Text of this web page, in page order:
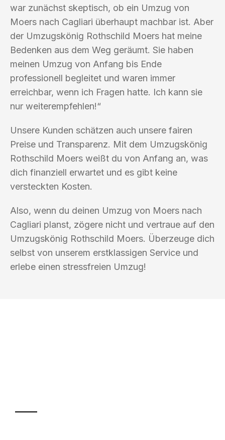
war zunächst skeptisch, ob ein Umzug von
Moers nach Cagliari überhaupt machbar ist. Aber
der Umzugskönig Rothschild Moers hat meine
Bedenken aus dem Weg geräumt. Sie haben
meinen Umzug von Anfang bis Ende
professionell begleitet und waren immer
erreichbar, wenn ich Fragen hatte. Ich kann sie
nur weiterempfehlen!“
Unsere Kunden schätzen auch unsere fairen
Preise und Transparenz. Mit dem Umzugskönig
Rothschild Moers weißt du von Anfang an, was
dich finanziell erwartet und es gibt keine
versteckten Kosten.
Also, wenn du deinen Umzug von Moers nach
Cagliari planst, zögere nicht und vertraue auf den
Umzugskönig Rothschild Moers. Überzeuge dich
selbst von unserem erstklassigen Service und
erlebe einen stressfreien Umzug!